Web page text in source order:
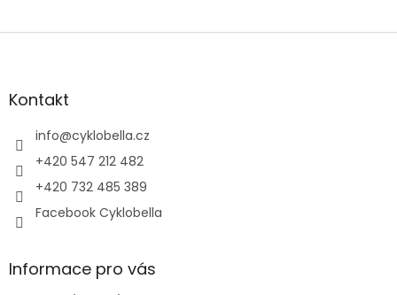
Z
aKontakt
info@cyklobella.cz
+420 547 212 482
+420 732 485 389
Facebook Cyklobella
Informace pro vás